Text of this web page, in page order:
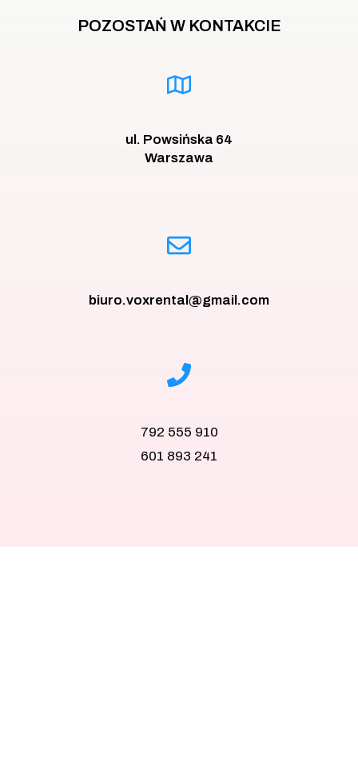
POZOSTAŃ W KONTAKCIE
ul. Powsińska 64
Warszawa
biuro.voxrental@gmail.com
792 555 910
601 893 241